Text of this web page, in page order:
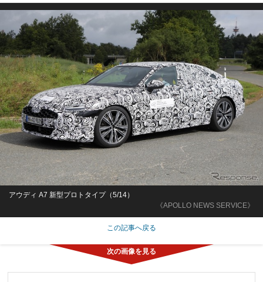
《APOLLO NEWS SERVICE》
アウディ A7 新型プロトタイプ（5/14）
この記事へ戻る